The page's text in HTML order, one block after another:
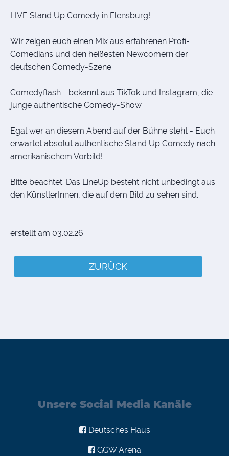
LIVE Stand Up Comedy in Flensburg!
Wir zeigen euch einen Mix aus erfahrenen Profi-
Comedians und den heißesten Newcomern der
deutschen Comedy-Szene.
Comedyflash - bekannt aus TikTok und Instagram, die
junge authentische Comedy-Show.
Egal wer an diesem Abend auf der Bühne steht - Euch
erwartet absolut authentische Stand Up Comedy nach
amerikanischem Vorbild!
Bitte beachtet: Das LineUp besteht nicht unbedingt aus
den KünstlerInnen, die auf dem Bild zu sehen sind.
-----------
erstellt am 03.02.26
ZURÜCK
Unsere Social Media Kanäle
Deutsches Haus
GGW Arena